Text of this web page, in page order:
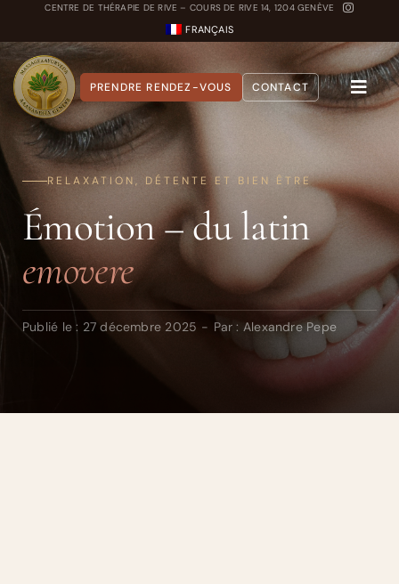
contenu
CENTRE DE THÉRAPIE DE RIVE – COURS DE RIVE 14, 1204 GENÈVE
FRANÇAIS
Toggle
A propos
Carnet Ayurvédique
Quiz Dosha
PRENDRE RENDEZ-VOUS CONTACT
RELAXATION, DÉTENTE ET BIEN ÊTRE
Émotion – du latin
emovere
Publié le : 27 décembre 2025 - Par : Alexandre Pepe